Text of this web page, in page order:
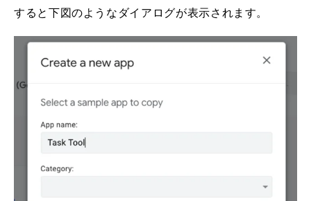
すると下図のようなダイアログが表示されます。